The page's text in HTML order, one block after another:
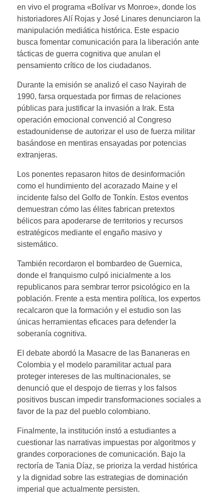
en vivo el programa «Bolívar vs Monroe», donde los
historiadores Alí Rojas y José Linares denunciaron la
manipulación mediática histórica. Este espacio
busca fomentar comunicación para la liberación ante
tácticas de guerra cognitiva que anulan el
pensamiento crítico de los ciudadanos.
Durante la emisión se analizó el caso Nayirah de
1990, farsa orquestada por firmas de relaciones
públicas para justificar la invasión a Irak. Esta
operación emocional convenció al Congreso
estadounidense de autorizar el uso de fuerza militar
basándose en mentiras ensayadas por potencias
extranjeras.
Los ponentes repasaron hitos de desinformación
como el hundimiento del acorazado Maine y el
incidente falso del Golfo de Tonkín. Estos eventos
demuestran cómo las élites fabrican pretextos
bélicos para apoderarse de territorios y recursos
estratégicos mediante el engaño masivo y
sistemático.
También recordaron el bombardeo de Guernica,
donde el franquismo culpó inicialmente a los
republicanos para sembrar terror psicológico en la
población. Frente a esta mentira política, los expertos
recalcaron que la formación y el estudio son las
únicas herramientas eficaces para defender la
soberanía cognitiva.
El debate abordó la Masacre de las Bananeras en
Colombia y el modelo paramilitar actual para
proteger intereses de las multinacionales, se
denunció que el despojo de tierras y los falsos
positivos buscan impedir transformaciones sociales a
favor de la paz del pueblo colombiano.
Finalmente, la institución instó a estudiantes a
cuestionar las narrativas impuestas por algoritmos y
grandes corporaciones de comunicación. Bajo la
rectoría de Tania Díaz, se prioriza la verdad histórica
y la dignidad sobre las estrategias de dominación
imperial que actualmente persisten.